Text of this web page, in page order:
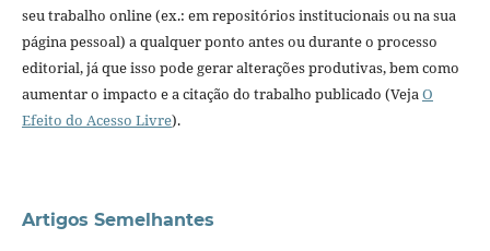
seu trabalho online (ex.: em repositórios institucionais ou na sua
página pessoal) a qualquer ponto antes ou durante o processo
editorial, já que isso pode gerar alterações produtivas, bem como
aumentar o impacto e a citação do trabalho publicado (Veja O
Efeito do Acesso Livre).
Artigos Semelhantes